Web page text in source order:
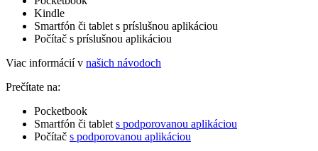
Kindle
Smartfón či tablet s príslušnou aplikáciou
Počítač s príslušnou aplikáciou
Viac informácií v našich návodoch
Prečítate na:
Pocketbook
Smartfón či tablet s podporovanou aplikáciou
Počítač s podporovanou aplikáciou